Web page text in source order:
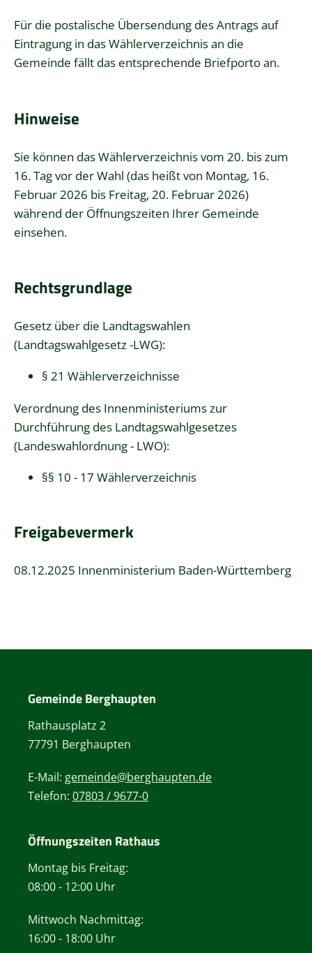
Für die postalische Übersendung des Antrags auf
Eintragung in das Wählerverzeichnis an die
Gemeinde fällt das entsprechende Briefporto an.
Hinweise
Sie können das Wählerverzeichnis vom 20. bis zum
16. Tag vor der Wahl (das heißt von Montag, 16.
Februar 2026 bis Freitag, 20. Februar 2026)
während der Öffnungszeiten Ihrer Gemeinde
einsehen.
Rechtsgrundlage
Gesetz über die Landtagswahlen
(Landtagswahlgesetz -LWG):
§ 21 Wählerverzeichnisse
Verordnung des Innenministeriums zur
Durchführung des Landtagswahlgesetzes
(Landeswahlordnung - LWO):
§§ 10 - 17 Wählerverzeichnis
Freigabevermerk
08.12.2025 Innenministerium Baden-Württemberg
Gemeinde Berghaupten
Rathausplatz 2
77791 Berghaupten
E-Mail: gemeinde@berghaupten.de
Telefon: 07803 / 9677-0
Öffnungszeiten Rathaus
Montag bis Freitag:
08:00 - 12:00 Uhr
Mittwoch Nachmittag:
16:00 - 18:00 Uhr